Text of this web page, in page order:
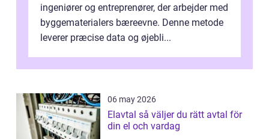
ingeniører og entreprenører, der arbejder med
byggematerialers bæreevne. Denne metode
leverer præcise data og øjebli...
06 may 2026
Elavtal så väljer du rätt avtal för
din el och vardag